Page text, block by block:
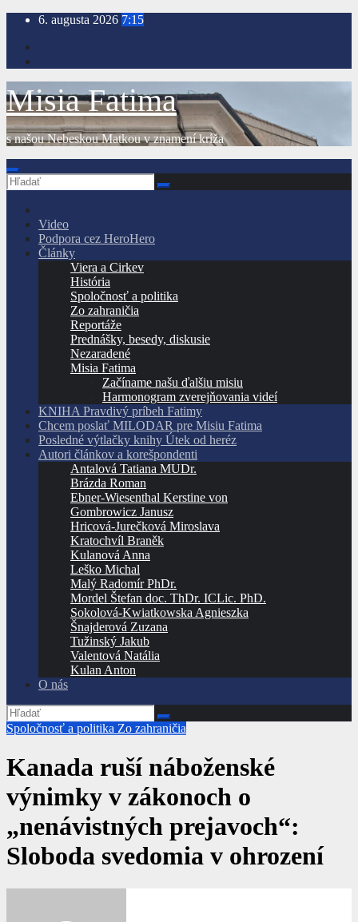
Prejsť
obsah
6. augusta 2026 7:15
Misia Fatima
s našou Nebeskou Matkou v znamení kríža
Video
Podpora cez HeroHero
Články
Viera a Cirkev
História
Spoločnosť a politika
Zo zahraničia
Reportáže
Prednášky, besedy, diskusie
Nezaradené
Misia Fatima
Začíname našu ďalšiu misiu
Harmonogram zverejňovania videí
KNIHA Pravdivý príbeh Fatimy
Chcem poslať MILODAR pre Misiu Fatima
Posledné výtlačky knihy Útek od heréz
Autori článkov a korešpondenti
Antalová Tatiana MUDr.
Brázda Roman
Ebner-Wiesenthal Kerstine von
Gombrowicz Janusz
Hricová-Jurečková Miroslava
Kratochvíl Braněk
Kulanová Anna
Leško Michal
Malý Radomír PhDr.
Mordel Štefan doc. ThDr. ICLic. PhD.
Sokolová-Kwiatkowska Agnieszka
Šnajderová Zuzana
Tužinský Jakub
Valentová Natália
Kulan Anton
O nás
Spoločnosť a politika Zo zahraničia
Kanada ruší náboženské
výnimky v zákonoch o
„nenávistných prejavoch“:
Sloboda svedomia v ohrození